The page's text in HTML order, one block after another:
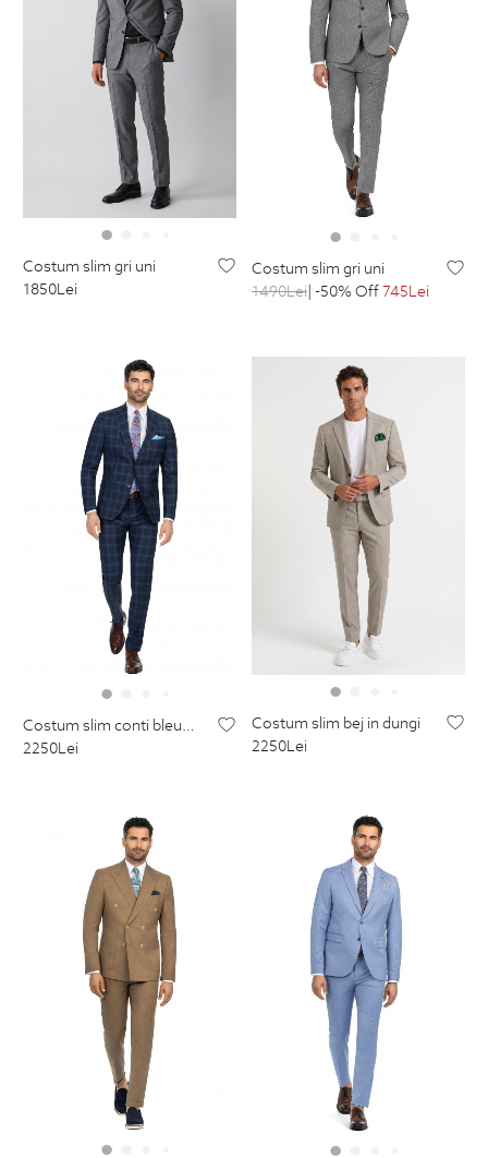
costum slim gri uni
1850Lei
costum slim gri uni
1490Lei| -50% Off745Lei
costum slim conti bleumarin carouri
2250Lei
costum slim bej in dungi
2250Lei